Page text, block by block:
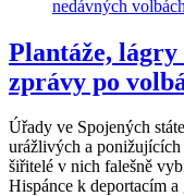
Plantáže, lágry
zprávy po
Úřady ve Spojených
urážlivých a
šiřitelé v nich falešně
Hispánce k deportacím